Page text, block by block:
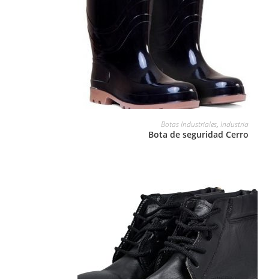
Botas Industriales,Industria
Bota de seguridad Cerro